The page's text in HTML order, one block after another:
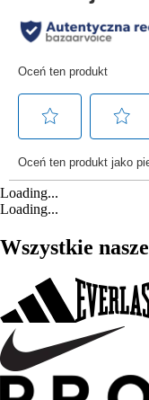
Loading...
Loading...
Wszystkie